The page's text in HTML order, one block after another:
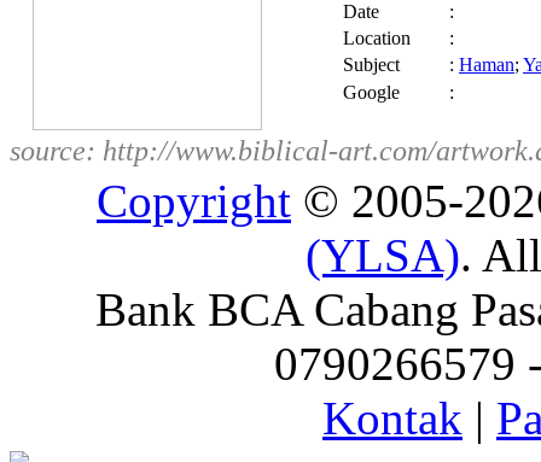
Date
:
Location
:
Subject
: Haman;
Google
:
source: http://www.biblical-art.com/
Copyright © 2005-
(YLSA).
Bank BCA Cabang
0790266579
Kontak |